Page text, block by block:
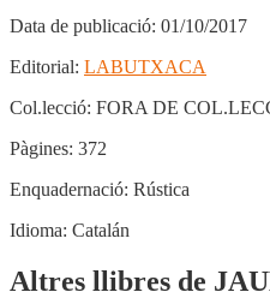
Data de publicació: 01/10/2017
Editorial: LABUTXACA
Col.lecció: FORA DE
Pàgines: 372
Enquadernació: Rústica
Idioma: Catalán
Altres llibres de